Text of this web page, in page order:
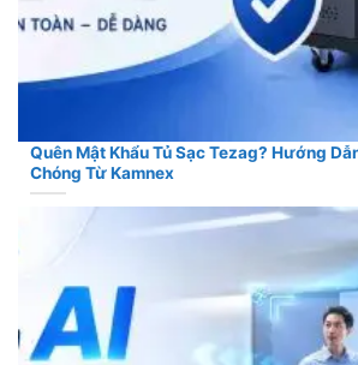
Quên Mật Khẩu Tủ Sạc Tezag? Hướng
Chóng Từ Kamnex